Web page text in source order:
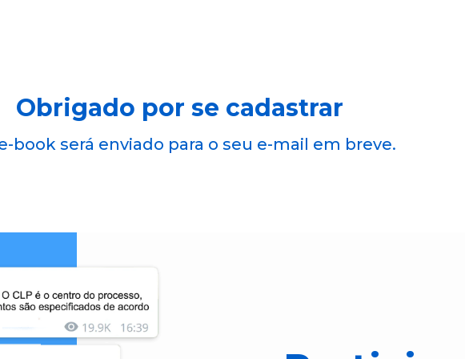
Obrigado por se cadastrar
book será enviado para o seu e-mail em breve.